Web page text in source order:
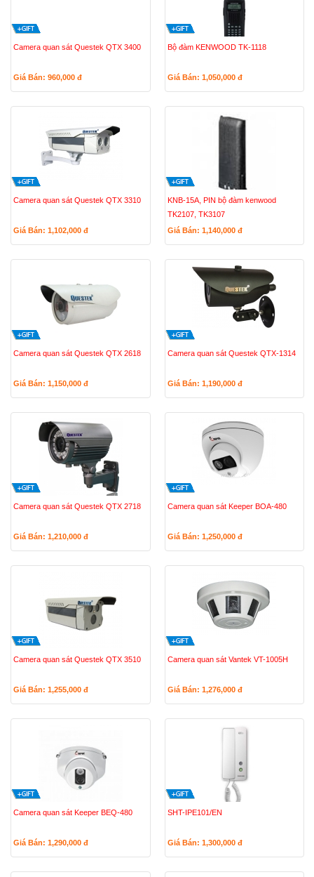
Camera quan sát Questek QTX 3400
Giá Bán: 960,000 đ
Bộ đàm KENWOOD TK-1118
Giá Bán: 1,050,000 đ
Camera quan sát Questek QTX 3310
Giá Bán: 1,102,000 đ
KNB-15A, PIN bộ đàm kenwood
TK2107, TK3107
Giá Bán: 1,140,000 đ
Camera quan sát Questek QTX 2618
Giá Bán: 1,150,000 đ
Camera quan sát Questek QTX-1314
Giá Bán: 1,190,000 đ
Camera quan sát Questek QTX 2718
Giá Bán: 1,210,000 đ
Camera quan sát Keeper BOA-480
Giá Bán: 1,250,000 đ
Camera quan sát Questek QTX 3510
Giá Bán: 1,255,000 đ
Camera quan sát Vantek VT-1005H
Giá Bán: 1,276,000 đ
Camera quan sát Keeper BEQ-480
Giá Bán: 1,290,000 đ
SHT-IPE101/EN
Giá Bán: 1,300,000 đ